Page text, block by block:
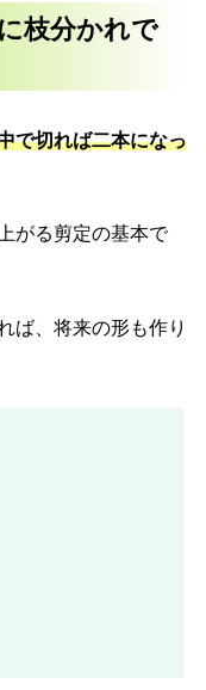
枝分かれで
で切れば二本になっ
がる剪定の基本で
ば、将来の形も作り